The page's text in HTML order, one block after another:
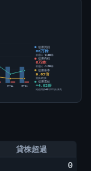
07-24 07-31
信用買残
60万株
前週比 -5,000株
信用売残
6万株
前週比 -1,200株
信用倍率
9.63倍
買残÷売残
信用需給
+4.02倍
純信用残÷5日平均出来高
貸株超過
0